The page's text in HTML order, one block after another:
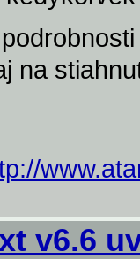
na
v6.6